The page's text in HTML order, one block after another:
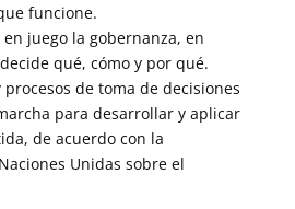
funcione.
juego la gobernanza, en
qué, cómo y por qué.
de toma de decisiones
para desarrollar y aplicar
de acuerdo con la
Unidas sobre el